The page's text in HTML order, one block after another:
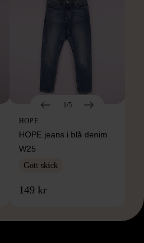
1/5
HOPE
HOPE jeans i blå denim
W25
Gott skick
149 kr